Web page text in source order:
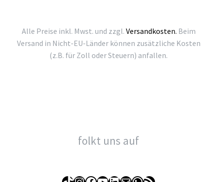
Alle Preise inkl. Mwst. und zzgl. Versandkosten. Beim
Versand in Nicht-EU-Länder können zusätzliche Kosten
(z.B. für Zoll oder Steuern) anfallen.
folkt uns auf